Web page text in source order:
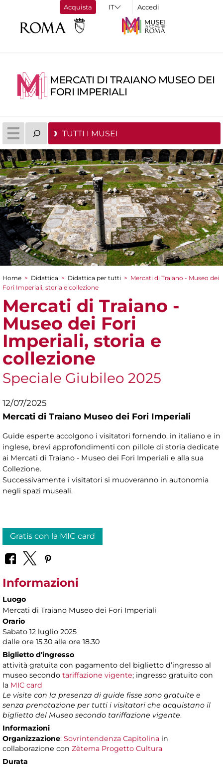
Acquista Accedi
MERCATI DI TRAIANO MUSEO DEI
FORI IMPERIALI
TUTTI I MUSEI
Tu sei qui
Home > Didattica > Didattica per tutti > Mercati di Traiano - Museo dei
Fori Imperiali, storia e collezione
Mercati di Traiano -
Museo dei Fori
Imperiali, storia e
collezione
Speciale Giubileo 2025
12/07/2025
Mercati di Traiano Museo dei Fori Imperiali
Guide esperte accolgono i visitatori fornendo, in italiano e in
inglese, brevi approfondimenti con pillole di storia dedicate
ai Mercati di Traiano - Museo dei Fori Imperiali e alla sua
Collezione.
Successivamente i visitatori si muoveranno in autonomia
negli spazi museali.
Gratis con la MIC card
Informazioni
Luogo
Mercati di Traiano Museo dei Fori Imperiali
Orario
Sabato 12 luglio 2025
dalle ore 15.30 alle ore 18.30
Biglietto d'ingresso
attività gratuita con pagamento del biglietto d’ingresso al
museo secondo tariffazione vigente; ingresso gratuito con
la MIC card
Le visite con la presenza di guide fisse sono gratuite e
senza prenotazione per tutti i visitatori che acquistano il
biglietto del Museo secondo tariffazione vigente.
Informazioni
Organizzazione: Sovrintendenza Capitolina in
collaborazione con Zètema Progetto Cultura
Durata